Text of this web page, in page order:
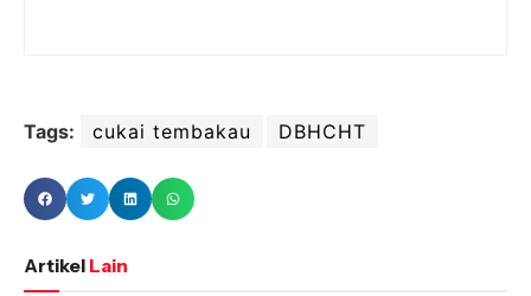
Tags: cukai tembakau DBHCHT
Artikel Lain